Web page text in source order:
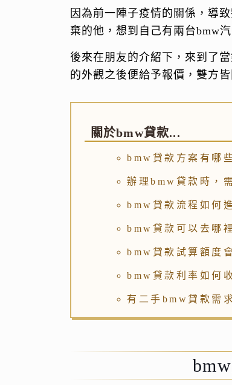
因為前一陣子疫情的關係，導
棄的他，想到自己有兩台bmw
後來在朋友的介紹下，來到了
的外觀之後便給予報價，雙方
關於bmw貸款...
bmw貸款方案有哪
辦理bmw貸款時，
bmw貸款流程如何
bmw貸款可以去哪
bmw貸款試算額度
bmw貸款利率如何
有二手bmw貸款需